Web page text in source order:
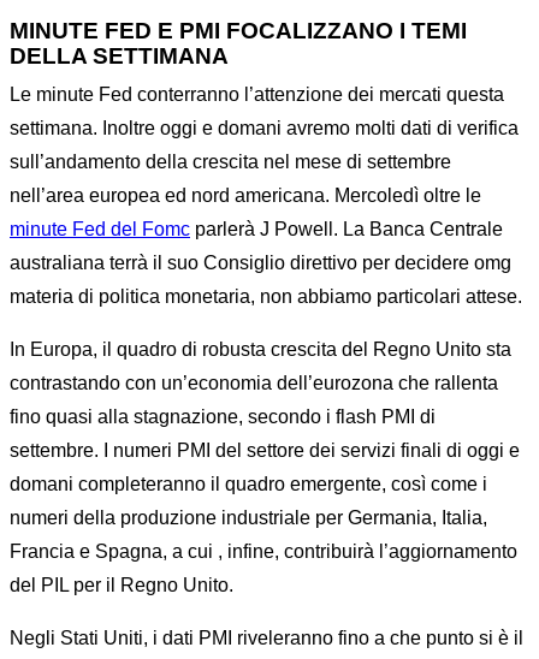
MINUTE FED E PMI FOCALIZZANO I TEMI
DELLA SETTIMANA
Le minute Fed conterranno l’attenzione dei mercati questa
settimana. Inoltre oggi e domani avremo molti dati di verifica
sull’andamento della crescita nel mese di settembre
nell’area europea ed nord americana. Mercoledì oltre le
minute Fed del Fomc parlerà J Powell. La Banca Centrale
australiana terrà il suo Consiglio direttivo per decidere omg
materia di politica monetaria, non abbiamo particolari attese.
In Europa, il quadro di robusta crescita del Regno Unito sta
contrastando con un’economia dell’eurozona che rallenta
fino quasi alla stagnazione, secondo i flash PMI di
settembre. I numeri PMI del settore dei servizi finali di oggi e
domani completeranno il quadro emergente, così come i
numeri della produzione industriale per Germania, Italia,
Francia e Spagna, a cui , infine, contribuirà l’aggiornamento
del PIL per il Regno Unito.
Negli Stati Uniti, i dati PMI riveleranno fino a che punto si è il